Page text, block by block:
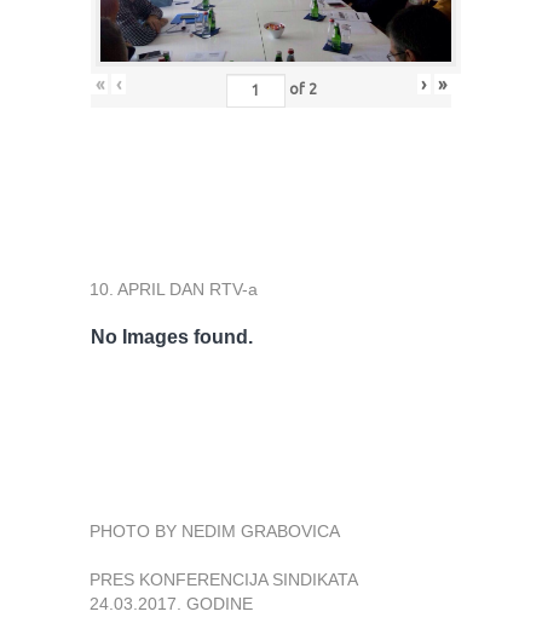
« ‹ of 2 › »
10. APRIL DAN RTV-a
No Images found.
PHOTO BY NEDIM GRABOVICA
PRES KONFERENCIJA SINDIKATA
24.03.2017. GODINE